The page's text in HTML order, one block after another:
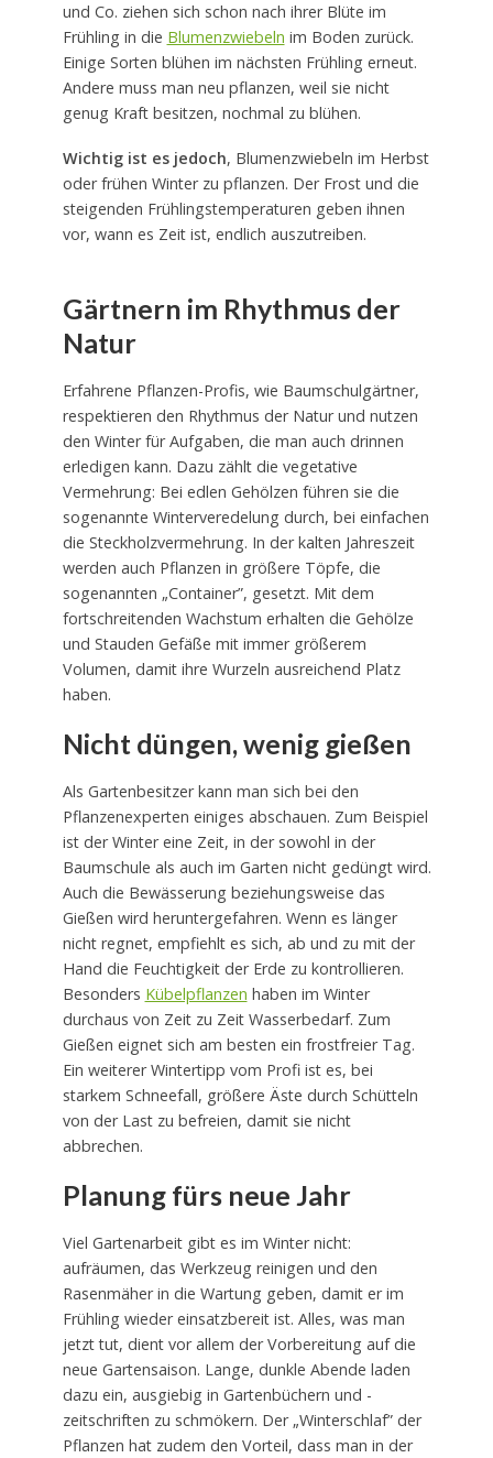
und Co. ziehen sich schon nach ihrer Blüte im
Frühling in die Blumenzwiebeln im Boden zurück.
Einige Sorten blühen im nächsten Frühling erneut.
Andere muss man neu pflanzen, weil sie nicht
genug Kraft besitzen, nochmal zu blühen.
Wichtig ist es jedoch, Blumenzwiebeln im Herbst
oder frühen Winter zu pflanzen. Der Frost und die
steigenden Frühlingstemperaturen geben ihnen
vor, wann es Zeit ist, endlich auszutreiben.
Gärtnern im Rhythmus der
Natur
Erfahrene Pflanzen-Profis, wie Baumschulgärtner,
respektieren den Rhythmus der Natur und nutzen
den Winter für Aufgaben, die man auch drinnen
erledigen kann. Dazu zählt die vegetative
Vermehrung: Bei edlen Gehölzen führen sie die
sogenannte Winterveredelung durch, bei einfachen
die Steckholzvermehrung. In der kalten Jahreszeit
werden auch Pflanzen in größere Töpfe, die
sogenannten „Container”, gesetzt. Mit dem
fortschreitenden Wachstum erhalten die Gehölze
und Stauden Gefäße mit immer größerem
Volumen, damit ihre Wurzeln ausreichend Platz
haben.
Nicht düngen, wenig gießen
Als Gartenbesitzer kann man sich bei den
Pflanzenexperten einiges abschauen. Zum Beispiel
ist der Winter eine Zeit, in der sowohl in der
Baumschule als auch im Garten nicht gedüngt wird.
Auch die Bewässerung beziehungsweise das
Gießen wird heruntergefahren. Wenn es länger
nicht regnet, empfiehlt es sich, ab und zu mit der
Hand die Feuchtigkeit der Erde zu kontrollieren.
Besonders Kübelpflanzen haben im Winter
durchaus von Zeit zu Zeit Wasserbedarf. Zum
Gießen eignet sich am besten ein frostfreier Tag.
Ein weiterer Wintertipp vom Profi ist es, bei
starkem Schneefall, größere Äste durch Schütteln
von der Last zu befreien, damit sie nicht
abbrechen.
Planung fürs neue Jahr
Viel Gartenarbeit gibt es im Winter nicht:
aufräumen, das Werkzeug reinigen und den
Rasenmäher in die Wartung geben, damit er im
Frühling wieder einsatzbereit ist. Alles, was man
jetzt tut, dient vor allem der Vorbereitung auf die
neue Gartensaison. Lange, dunkle Abende laden
dazu ein, ausgiebig in Gartenbüchern und -
zeitschriften zu schmökern. Der „Winterschlaf” der
Pflanzen hat zudem den Vorteil, dass man in der